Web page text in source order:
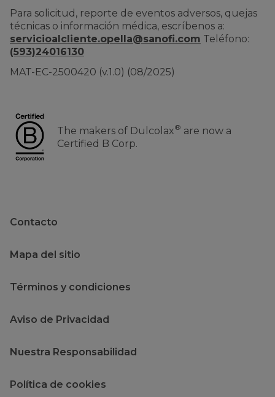
Para solicitud, reporte de eventos adversos, quejas
técnicas o información médica, escríbenos a:
servicioalcliente.opella@sanofi.com Teléfono:
(593)24016130
MAT-EC-2500420 (v.1.0) (08/2025)
The makers of Dulcolax® are now a
Certified B Corp.
Contacto
Mapa del sitio
Términos y condiciones
Aviso de Privacidad
Nuestra Responsabilidad
Política de cookies